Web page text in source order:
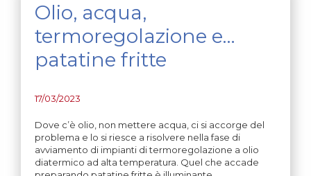
Olio, acqua,
termoregolazione e…
patatine fritte
17/03/2023
Dove c’è olio, non mettere acqua, ci si accorge del
problema e lo si riesce a risolvere nella fase di
avviamento di impianti di termoregolazione a olio
diatermico ad alta temperatura. Quel che accade